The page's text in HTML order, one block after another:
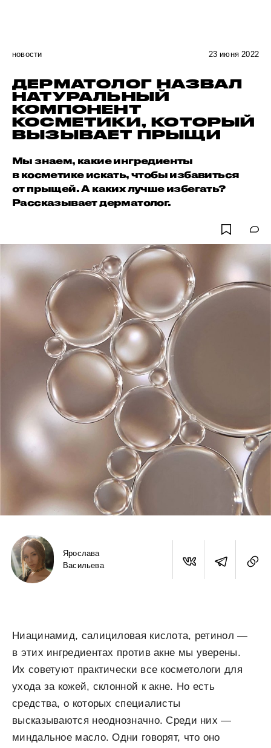
новости 23 июня 2022
ДЕРМАТОЛОГ НАЗВАЛ
НАТУРАЛЬНЫЙ
КОМПОНЕНТ
КОСМЕТИКИ, КОТОРЫЙ
ВЫЗЫВАЕТ ПРЫЩИ
Мы знаем, какие ингредиенты
в косметике искать, чтобы избавиться
от прыщей. А каких лучше избегать?
Рассказывает дерматолог.
Ярослава
Васильева
Ниацинамид, салициловая кислота, ретинол —
в этих ингредиентах против акне мы уверены.
Их советуют практически все косметологи для
ухода за кожей, склонной к акне. Но есть
средства, о которых специалисты
высказываются неоднозначно. Среди них —
миндальное масло. Одни говорят, что оно